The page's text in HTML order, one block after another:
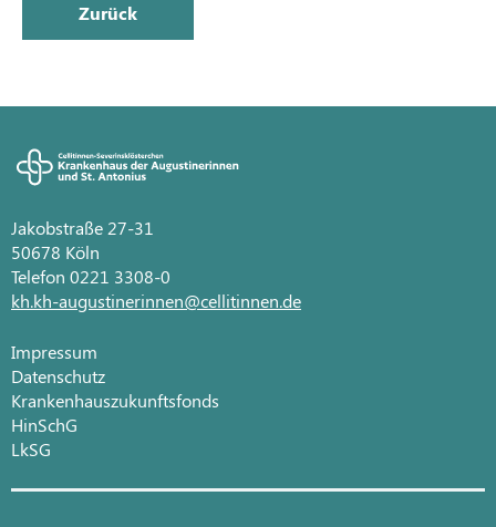
Zurück
Jakobstraße 27-31
50678 Köln
Telefon 0221 3308-0
kh.kh-augustinerinnen@cellitinnen.de
Impressum
Datenschutz
Krankenhauszukunftsfonds
HinSchG
LkSG